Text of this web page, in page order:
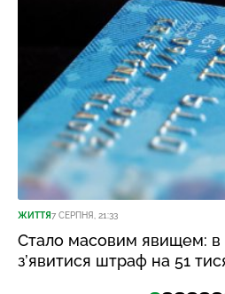
ЖИТТЯ7 СЕРПНЯ, 21:33
Стало масовим явищем: в
з’явитися штраф на 51